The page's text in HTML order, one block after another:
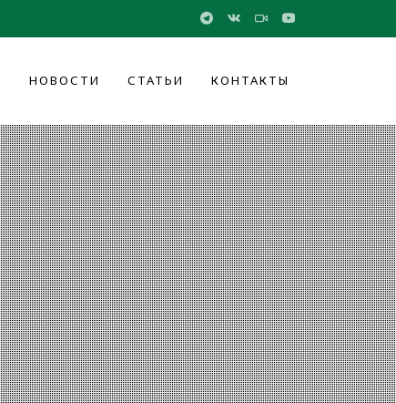
НОВОСТИ СТАТЬИ КОНТАКТЫ